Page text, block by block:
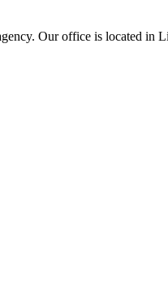
Our office is located in